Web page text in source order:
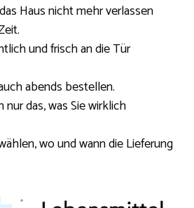
Haus nicht mehr verlassen
und frisch an die Tür
abends bestellen.
nur das, was Sie wirklich
wo und wann die Lieferung